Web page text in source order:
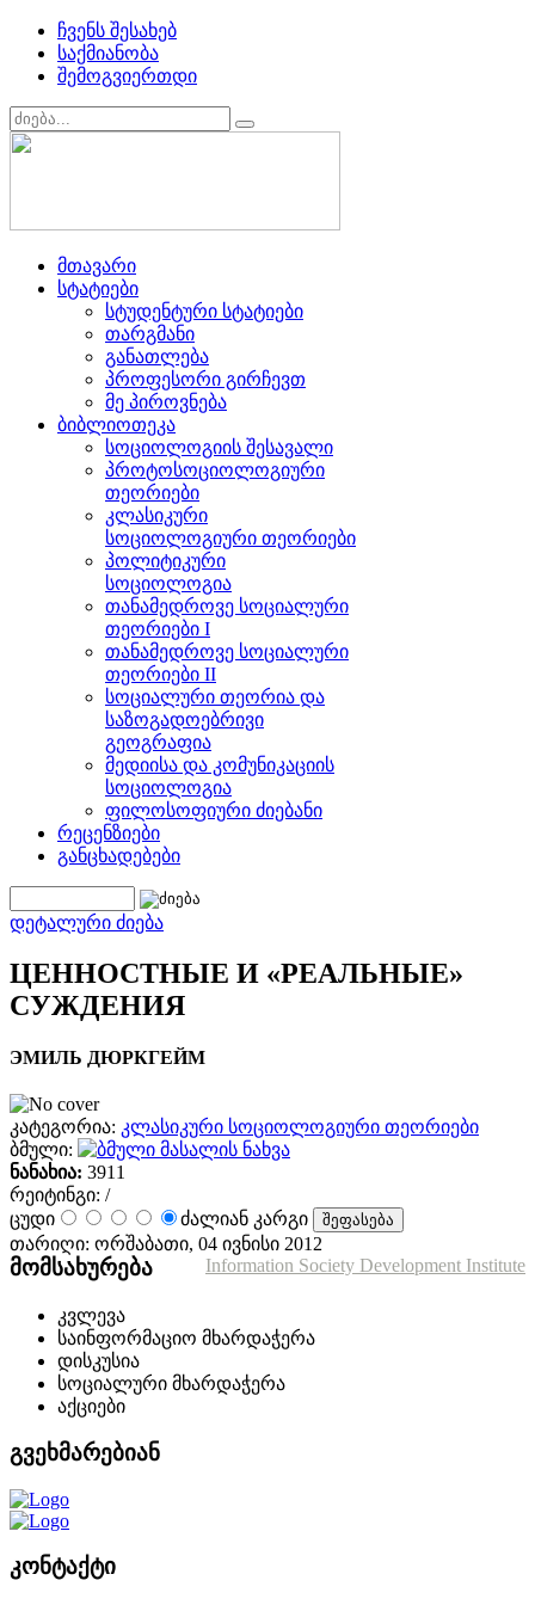
ჩვენს შესახებ
საქმიანობა
შემოგვიერთდი
მთავარი
სტატიები
სტუდენტური სტატიები
თარგმანი
განათლება
პროფესორი გირჩევთ
მე პიროვნება
ბიბლიოთეკა
სოციოლოგიის შესავალი
პროტოსოციოლოგიური
თეორიები
კლასიკური
სოციოლოგიური თეორიები
პოლიტიკური
სოციოლოგია
თანამედროვე სოციალური
თეორიები I
თანამედროვე სოციალური
თეორიები II
სოციალური თეორია და
საზოგადოებრივი
გეოგრაფია
მედიისა და კომუნიკაციის
სოციოლოგია
ფილოსოფიური ძიებანი
რეცენზიები
განცხადებები
დეტალური ძიება
ЦЕННОСТНЫЕ И «РЕАЛЬНЫЕ»
СУЖДЕНИЯ
ЭМИЛЬ ДЮРКГЕЙМ
კატეგორია: კლასიკური სოციოლოგიური თეორიები
ბმული:
მასალის ნახვა
ნანახია: 3911
რეიტინგი: /
ცუდი
ძალიან კარგი
თარიღი: ორშაბათი, 04 ივნისი 2012
Information Society Development Institute
მომსახურება
კვლევა
საინფორმაციო მხარდაჭერა
დისკუსია
სოციალური მხარდაჭერა
აქციები
გვეხმარებიან
კონტაქტი